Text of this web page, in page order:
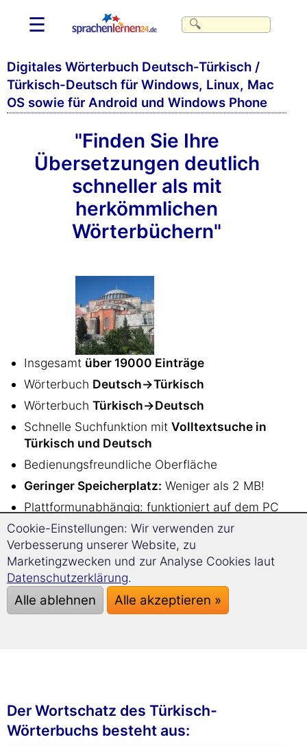
☰
Digitales Wörterbuch Deutsch-Türkisch /
Türkisch-Deutsch für Windows, Linux, Mac
OS sowie für Android und Windows Phone
"Finden Sie Ihre
Übersetzungen deutlich
schneller als mit
herkömmlichen
Wörterbüchern"
Insgesamt über 19000 Einträge
Wörterbuch Deutsch→Türkisch
Wörterbuch Türkisch→Deutsch
Schnelle Suchfunktion mit Volltextsuche in
Türkisch und Deutsch
Bedienungsfreundliche Oberfläche
Geringer Speicherplatz: Weniger als 2 MB!
Plattformunabhängig: funktioniert auf dem PC
unterWindows, Linux, Mac OSund auf
Android Smartphones oder Tablets
ISBN 978-3-86725-144-0
Sehreinfache und intuitive Bedienung
Damit finden Sie alle Übersetzungen
Der Wortschatz des Türkisch-
Wörterbuchs besteht aus:
Cookie-Einstellungen: Wir verwenden zur
Verbesserung unserer Website, zu
Marketingzwecken und zur Analyse Cookies laut
Datenschutzerklärung.
Alle ablehnen Alle akzeptieren »